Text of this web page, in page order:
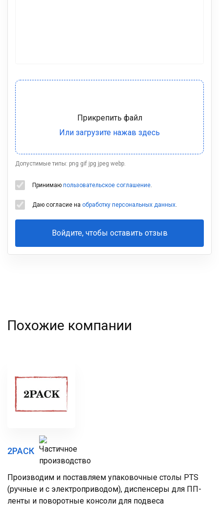
Допустимые типы: png gif jpg jpeg webp.
Принимаю пользовательское соглашение.
Даю согласие на обработку персональных данных.
Войдите, чтобы оставить отзыв
Ваша
Похожие компании
2РАСК
Производим и поставляем упаковочные столы PTS
(ручные и с электроприводом), диспенсеры для ПП-
ленты и поворотные консоли для подвеса